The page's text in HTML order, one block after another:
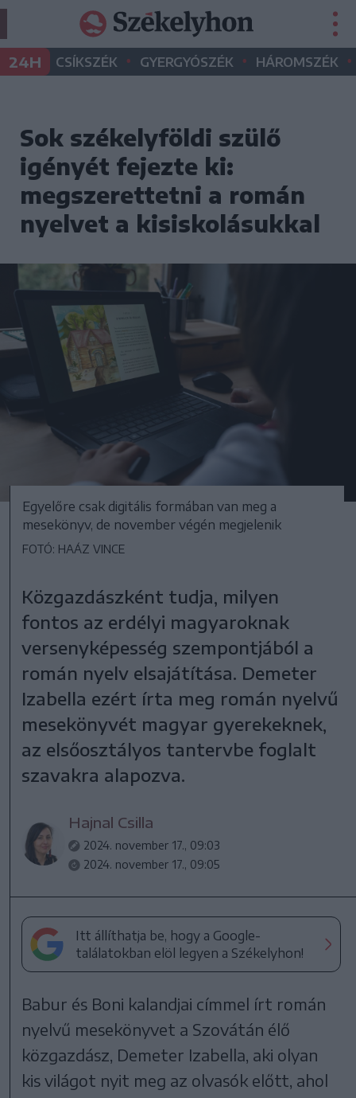
24H CSÍKSZÉK • GYERGYÓSZÉK • HÁROMSZÉK •
Sok székelyföldi szülő
igényét fejezte ki:
megszerettetni a román
nyelvet a kisiskolásukkal
Egyelőre csak digitális formában van meg a
mesekönyv, de november végén megjelenik
FOTÓ: HAÁZ VINCE
Közgazdászként tudja, milyen
fontos az erdélyi magyaroknak
versenyképesség szempontjából a
román nyelv elsajátítása. Demeter
Izabella ezért írta meg román nyelvű
mesekönyvét magyar gyerekeknek,
az elsőosztályos tantervbe foglalt
szavakra alapozva.
Hajnal Csilla
2024. november 17., 09:03
2024. november 17., 09:05
Itt állíthatja be, hogy a Google-
találatokban elöl legyen a Székelyhon!
Babur és Boni kalandjai címmel írt román
nyelvű mesekönyvet a Szovátán élő
közgazdász, Demeter Izabella, aki olyan
kis világot nyit meg az olvasók előtt, ahol